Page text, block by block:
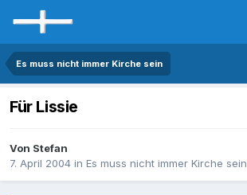
Es muss nicht immer Kirche sein
Für Lissie
Von Stefan
7. April 2004 in Es muss nicht immer Kirche sein